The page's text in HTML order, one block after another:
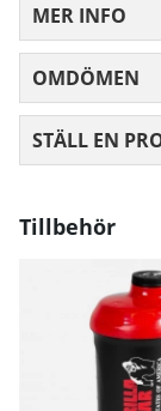
MER INFO
OMDÖMEN
STÄLL EN
Tillbehör